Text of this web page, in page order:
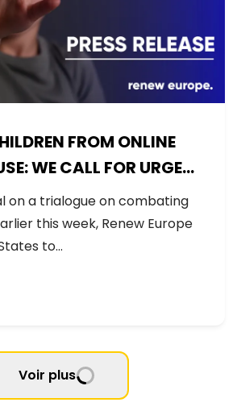
FROM ONLINE
WE CALL FOR URGENT
AND PERMANENT
on a trialogue on combating
this week, Renew Europe
to…
Voir plus